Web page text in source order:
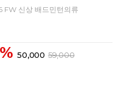
FW 신상 배드민턴의류
50,000 59,000